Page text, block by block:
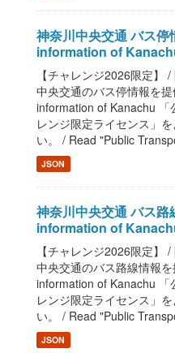
神奈川中央交通 バス
information of
【チャレンジ2026限定】
中央交通のバス停情報を
information of Kanachu 「
レンジ限定ライセンス」
い。 / Read "Public
JSON
神奈川中央交通 バス
information of
【チャレンジ2026限定】
中央交通のバス路線情報
information of Kanachu 「
レンジ限定ライセンス」
い。 / Read "Public
JSON